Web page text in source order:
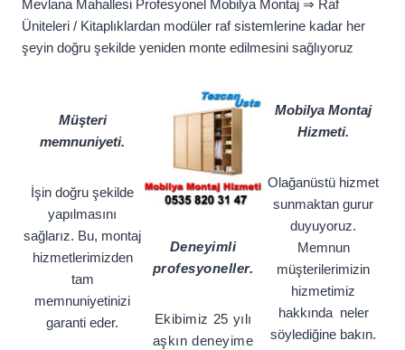
Mevlana Mahallesi Profesyonel Mobilya Montaj ⇒ Raf
Üniteleri / Kitaplıklardan modüler raf sistemlerine kadar her
şeyin doğru şekilde yeniden monte edilmesini sağlıyoruz
Müşteri
memnuniyeti.
İşin doğru şekilde
yapılmasını
sağlarız. Bu, montaj
hizmetlerimizden
tam
memnuniyetinizi
garanti eder.
Deneyimli
profesyoneller.
Ekibimiz 25 yılı
aşkın deneyime
Mobilya Montaj
Hizmeti.
Olağanüstü hizmet
sunmaktan gurur
duyuyoruz.
Memnun
müşterilerimizin
hizmetimiz
hakkında neler
söylediğine bakın.